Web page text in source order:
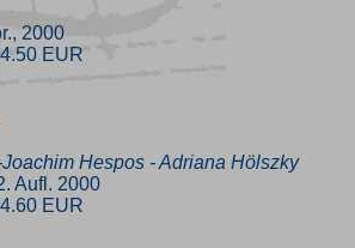
2000
EUR
Hespos - Adriana Hölszky
Aufl. 2000
EUR